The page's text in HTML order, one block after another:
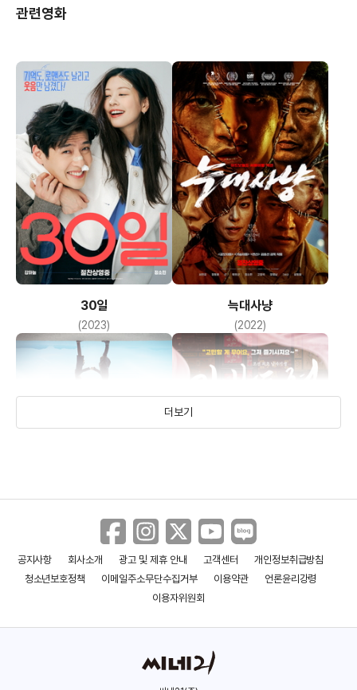
관련영화
30일
(2023)
늑대사냥
(2022)
다시, 봄 기방도령
더보기
공지사항 회사소개 광고 및 제휴 안내 고객센터
개인정보취급방침
청소년보호정책
이메일주소무단수집거부 이용약관
언론윤리강령
이용자위원회